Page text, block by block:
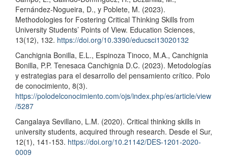
Fernández-Nogueira, D., y Poblete, M. (2023).
Methodologies for Fostering Critical Thinking Skills from
University Students’ Points of View. Education Sciences,
13(12), 132. https://doi.org/10.3390/educsci13020132
Canchignia Bonilla, E.L., Espinoza Tinoco, M.A., Canchignia
Bonilla, P.P. Tenesaca Canchignia D.C. (2023). Metodologías
y estrategias para el desarrollo del pensamiento crítico. Polo
de conocimiento, 8(3).
https://polodelconocimiento.com/ojs/index.php/es/article/view
/5287
Cangalaya Sevillano, L.M. (2020). Critical thinking skills in
university students, acquired through research. Desde el Sur,
12(1), 141-153. https://doi.org/10.21142/DES-1201-2020-
0009